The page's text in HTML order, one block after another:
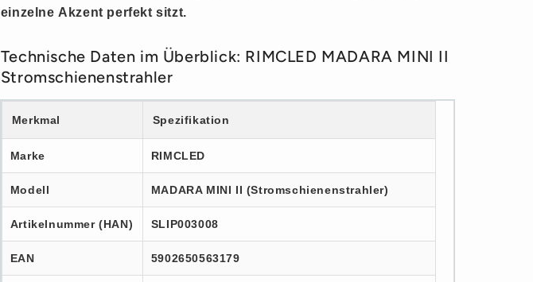
einzelne Akzent perfekt sitzt.
Technische Daten im Überblick: RIMCLED MADARA MINI II
Stromschienenstrahler
Merkmal Spezifikation
Marke RIMCLED
Modell MADARA MINI II (Stromschienenstrahler)
Artikelnummer (HAN) SLIP003008
EAN 5902650563179